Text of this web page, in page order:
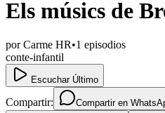
Els músics de
porCarme HR•1 episodios
conte-infantil
Escuchar Último
Compartir: Compartir en